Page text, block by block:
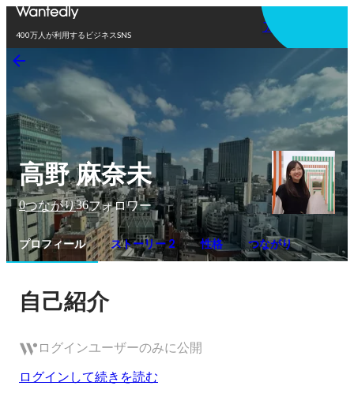
400万人が利用するビジネスSNS
アプリを使う
高野 麻奈未
0つながり36フォロワー
プロフィール ストーリー 2 性格 つながり
自己紹介
ログインユーザーのみに公開
ログインして続きを読む